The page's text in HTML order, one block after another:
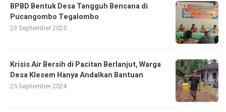
BPBD Bentuk Desa Tangguh Bencana di
Pucangombo Tegalombo
23 September 2025
Krisis Air Bersih di Pacitan Berlanjut, Warga
Desa Klesem Hanya Andalkan Bantuan
25 September 2024